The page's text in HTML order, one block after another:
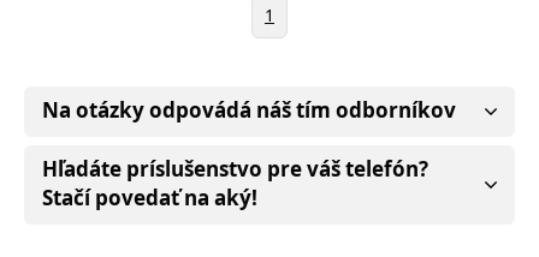
1
Na otázky odpovádá náš tím odborníkov
Hľadáte príslušenstvo pre váš telefón?
Stačí povedať na aký!